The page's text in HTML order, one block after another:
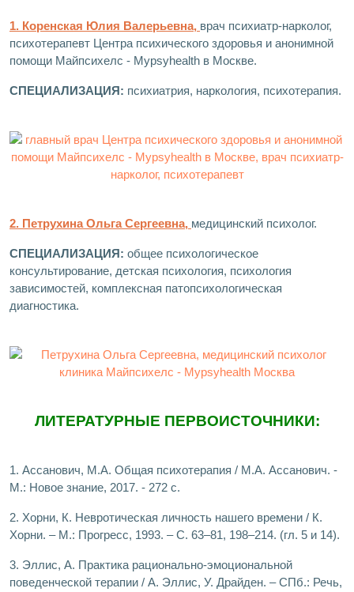
1. Коренская Юлия Валерьевна, врач психиатр-нарколог,
психотерапевт Центра психического здоровья и анонимной
помощи Майпсихелс - Mypsyhealth в Москве.
СПЕЦИАЛИЗАЦИЯ: психиатрия, наркология, психотерапия.
2. Петрухина Ольга Сергеевна, медицинский психолог.
СПЕЦИАЛИЗАЦИЯ: общее психологическое
консультирование, детская психология, психология
зависимостей, комплексная патопсихологическая
диагностика.
ЛИТЕРАТУРНЫЕ ПЕРВОИСТОЧНИКИ:
1. Ассанович, М.А. Общая психотерапия / М.А. Ассанович. -
М.: Новое знание, 2017. - 272 c.
2. Хорни, К. Невротическая личность нашего времени / К.
Хорни. – М.: Прогресс, 1993. – С. 63–81, 198–214. (гл. 5 и 14).
3. Эллис, А. Практика рационально-эмоциональной
поведенческой терапии / А. Эллис, У. Драйден. – СПб.: Речь,